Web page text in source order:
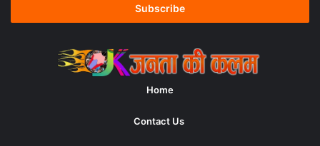
Home
Contact Us